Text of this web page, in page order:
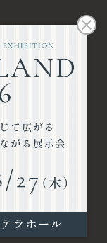
11 6F
Reserved.